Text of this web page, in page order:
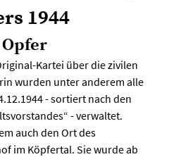
1944
Kartei über die zivilen
wurden unter anderem alle
- sortiert nach den
- verwaltet.
auch den Ort des
im Köpfertal. Sie wurde ab